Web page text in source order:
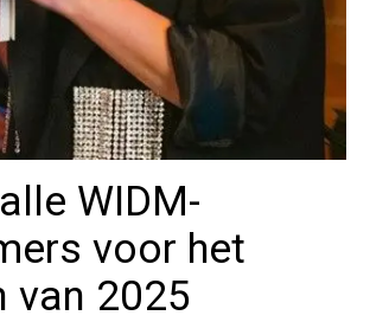
WIDM-
voor het
van 2025